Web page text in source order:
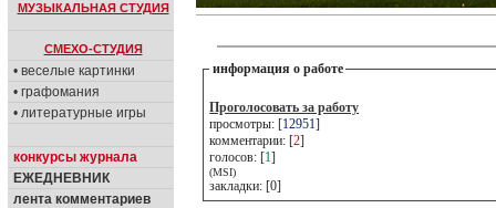
МУЗЫКАЛЬНАЯ СТУДИЯ
СМЕХО-СТУДИЯ
• веселые картинки
• графомания
• литературные игры
конкурсы журнала
ЕЖЕДНЕВНИК
лента комментариев
информация о работе
Проголосовать за работу
просмотры: [12951]
комментарии: [2]
голосов: [1]
(MSI)
закладки: [0]